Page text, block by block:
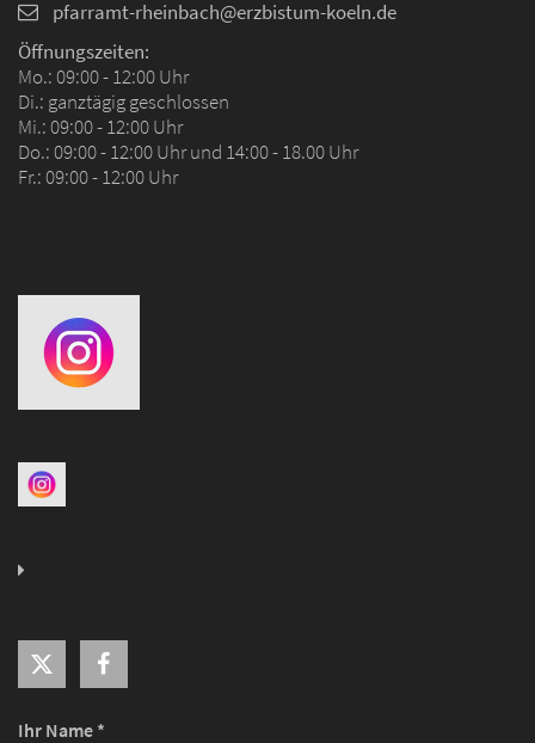
Ihr Name *
pfarramt-rheinbach@erzbistum-koeln.de
Öffnungszeiten:
Mo.: 09:00 - 12:00 Uhr
Di.: ganztägig geschlossen
Mi.: 09:00 - 12:00 Uhr
Do.: 09:00 - 12:00 Uhr und 14:00 - 18.00 Uhr
Fr.: 09:00 - 12:00 Uhr